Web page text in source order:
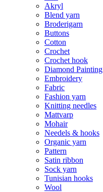
Akryl
Blend yarn
Broderigarn
Buttons
Cotton
Crochet
Crochet hook
Diamond Painting
Embroidery
Fabric
Fashion yarn
Knitting needles
Mattvarp
Mohair
Needels & hooks
Organic yarn
Pattern
Satin ribbon
Sock yarn
Tunisian hooks
Wool